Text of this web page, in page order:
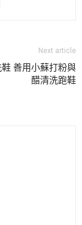
Next article
善用小蘇打粉與
醋清洗跑鞋